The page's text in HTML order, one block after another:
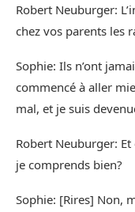
Robert Neuburger:
chez vos parents les
Sophie: Ils n’ont
commencé à aller
mal, et je suis
Robert Neuburger: Et
je comprends bien?
Sophie: [Rires] Non,